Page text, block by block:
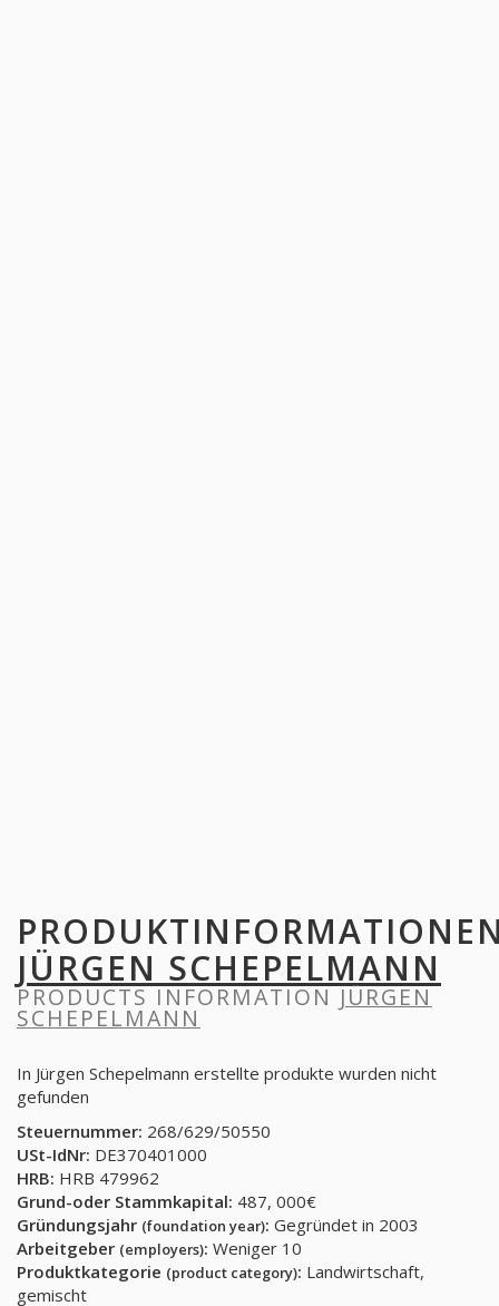
JÜRGEN SCHEPELMANN
PRODUCTS INFORMATION JÜRGEN
SCHEPELMANN
In Jürgen Schepelmann erstellte produkte wurden nicht
gefunden
Steuernummer: 268/629/50550
USt-IdNr: DE370401000
HRB: HRB 479962
Grund-oder Stammkapital: 487, 000€
Gründungsjahr (foundation year): Gegründet in 2003
Arbeitgeber (employers): Weniger 10
Produktkategorie (product category): Landwirtschaft,
gemischt